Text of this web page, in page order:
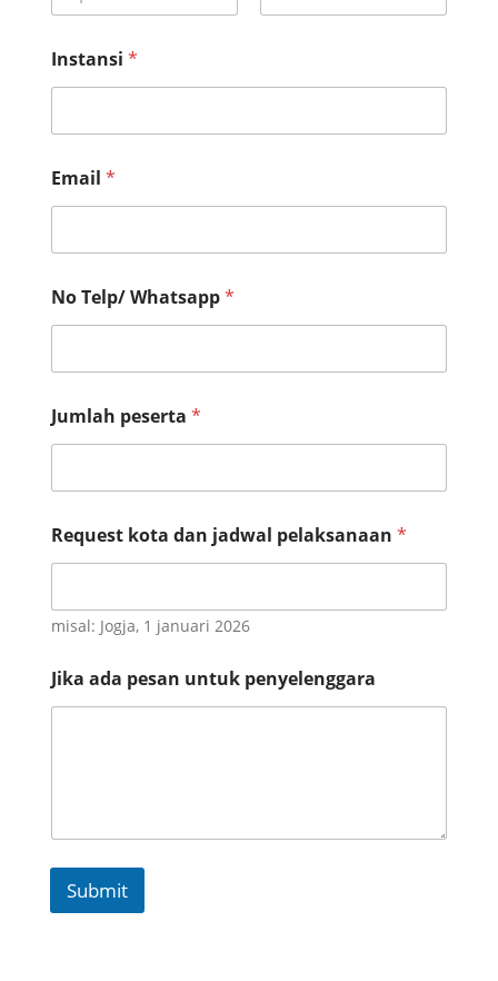
Instansi *
Email *
No Telp/ Whatsapp*
o
a
a
a
d
w
l
Jumlah peserta *
Request kota dan jadwal pelaksanaan *
misal: Jogja, 1 januari 2026
Jika ada pesan untuk penyelenggara
Submit